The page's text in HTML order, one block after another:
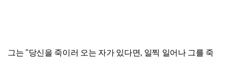
그는 "당신을 죽이러 오는 자가 있다면, 일찍 일어나 그를 죽